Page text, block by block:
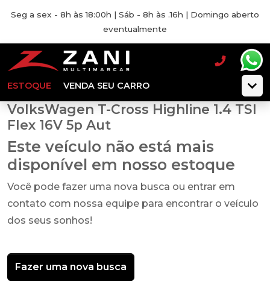
Seg a sex - 8h às 18:00h | Sáb - 8h às .16h | Domingo aberto
eventualmente
ESTOQUE VENDA SEU CARRO
VolksWagen T-Cross Highline 1.4 TSI
Flex 16V 5p Aut
Este veículo não está mais
disponível em nosso estoque
Você pode fazer uma nova busca ou entrar em
contato com nossa equipe para encontrar o veículo
dos seus sonhos!
Fazer uma nova busca